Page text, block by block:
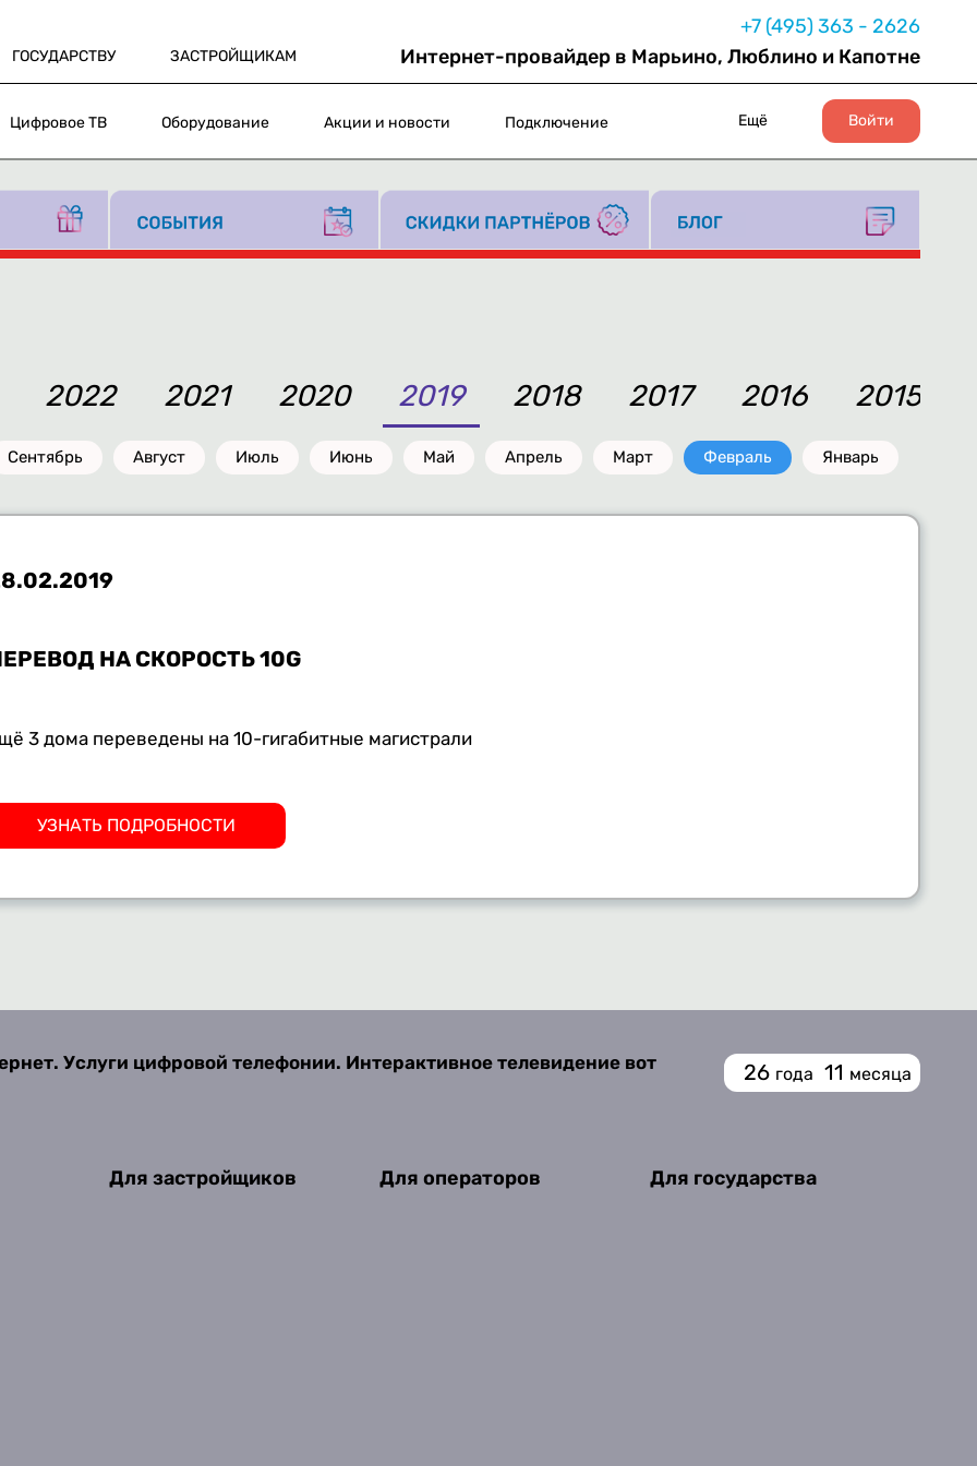
ГОСУДАРСТВУ ЗАСТРОЙЩИКАМ
+7 (495) 363 - 2626
Интернет-провайдер в Марьино, Люблино и Капотне
Цифровое ТВ Оборудование Акции и новости Подключение Ещё Войти
2022 2021 2020 2019 2018 2017 2016 2015
Сентябрь Август Июль Июнь Май Апрель Март Февраль Январь
НА СКОРОСТЬ 10G
3 дома переведены на 10-гигабитные магистрали
УЗНАТЬ ПОДРОБНОСТИ
Услуги цифровой телефонии. Интерактивное телевидение вот 26 года 11 месяца
Для застройщиков Для операторов Для государства